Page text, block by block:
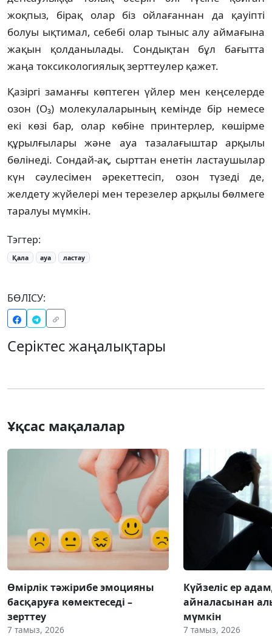
жоқпыз, бірақ олар біз ойлағаннан да қауіпті
болуы ықтимал, себебі олар тыныс алу аймағына
жақын қолданылады. Сондықтан бұл бағытта
жаңа токсикологиялық зерттеулер қажет.
Қазіргі заманғы көптеген үйлер мен кеңселерде
озон (O₃) молекулаларының кемінде бір немесе
екі көзі бар, олар көбіне принтерлер, көшірме
құрылғылары және ауа тазалағыштар арқылы
бөлінеді. Сондай-ақ, сырттан енетін ластаушылар
күн сәулесімен әрекеттесіп, озон түзеді де,
желдету жүйелері мен терезелер арқылы бөлмеге
таралуы мүмкін.
Тэгтер:
Қала ауа ластау
БӨЛІСУ:
Серіктес жаңалықтары
Ұқсас мақалалар
Өмірлік тәжірибе эмоцияны
басқаруға көмектеседі –
зерттеу
7 тамыз, 2026
Күйзеліс ер
айналасынан
мүмкін
7 тамыз, 2026